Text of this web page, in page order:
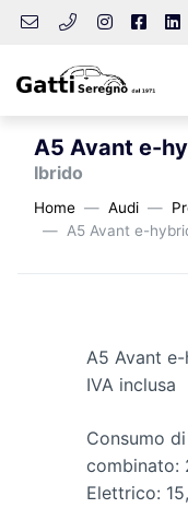
A5 Avant e-
Ibrido
Home Audi
A5 Avant e-
A5 Avant
IVA inclusa
Consumo
combinato:
Elettrico: